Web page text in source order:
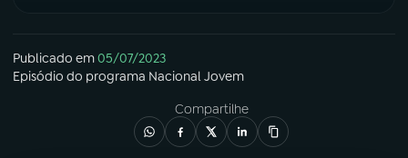
07 ÚLTIMAS
FESTIVAL DE MÚSICA
Publicado em05/07/2023
Episódio do programa Nacional Jovem
Compartilhe